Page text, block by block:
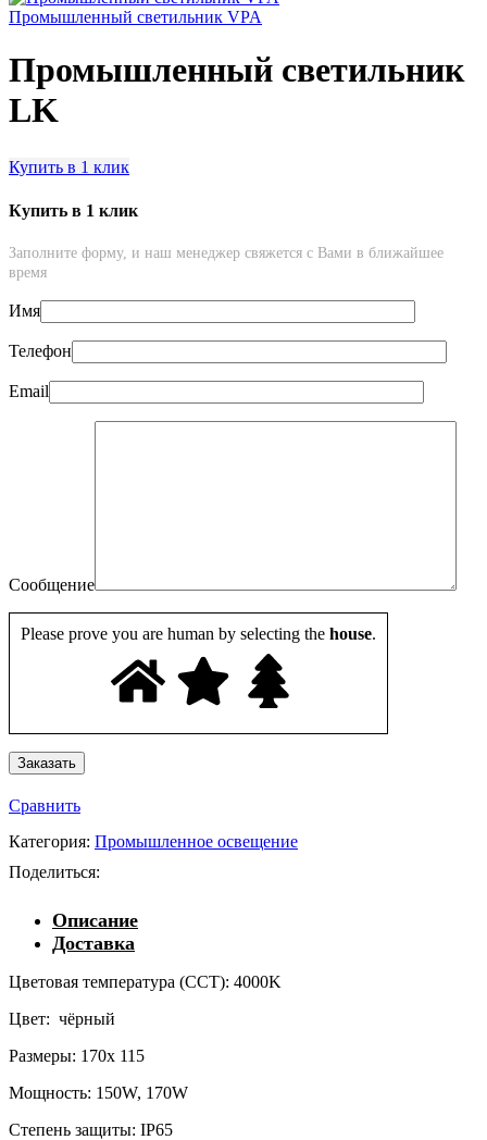
Промышленный светильник VPA
Промышленный светильник
LK
Купить в 1 клик
Купить в 1 клик
Заполните форму, и наш менеджер свяжется с Вами в ближайшее
время
Имя
Телефон
Email
Сообщение
Please prove you are human by selecting the house.
Сравнить
Категория: Промышленное освещение
Поделиться:
Описание
Доставка
Цветовая температура (CCT): 4000K
Цвет: чёрный
Размеры: 170x 115
Мощность: 150W, 170W
Степень защиты: IP65